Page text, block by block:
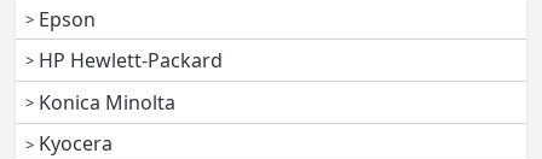
Epson
HP Hewlett-Packard
Konica Minolta
Kyocera